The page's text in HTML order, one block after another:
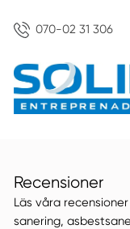
070-02 31 306
Recensioner
Läs våra
sanering,